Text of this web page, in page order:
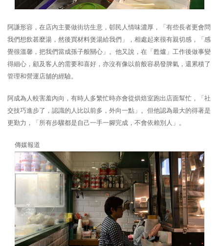
阿謙形容，在店內主要做街坊生意，邨民人情味濃厚，「有些長者更會問
我們想飲甚麼湯，然後買材料煲湯給我們」，相處起來很有親切感，「感
覺很溫馨，把我們當成孫子般關心」。他又說，在「甦爐」工作後做事變
得細心，顧及客人的需要和喜好，亦沒有像以前般容易發脾氣，還累積了
管理和營運店舖的經驗。
阿成為人較害羞內向，有時人多繁忙時亦會從烘焙室跑出店面幫忙，「社
交技巧進步了，認識的人比以前多，外向一點」。但他認為最大的得著是
更勤力，「所有步驟都是自己一手一腳完成，不會依賴別人」。
傳媒報道